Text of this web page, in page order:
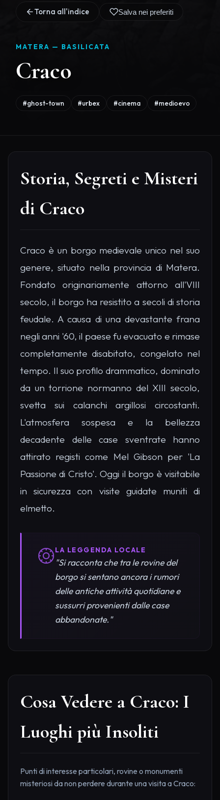
Torna all'indice Salva nei preferiti
MATERA — BASILICATA
Craco
#ghost-town #urbex #cinema #medioevo
Storia, Segreti e Misteri
di Craco
Craco è un borgo medievale unico nel suo
genere, situato nella provincia di Matera.
Fondato originariamente attorno all'VIII
secolo, il borgo ha resistito a secoli di storia
feudale. A causa di una devastante frana
negli anni '60, il paese fu evacuato e rimase
completamente disabitato, congelato nel
tempo. Il suo profilo drammatico, dominato
da un torrione normanno del XIII secolo,
svetta sui calanchi argillosi circostanti.
L'atmosfera sospesa e la bellezza
decadente delle case sventrate hanno
attirato registi come Mel Gibson per 'La
Passione di Cristo'. Oggi il borgo è visitabile
in sicurezza con visite guidate muniti di
elmetto.
LA LEGGENDA LOCALE
"Si racconta che tra le rovine del
borgo si sentano ancora i rumori
delle antiche attività quotidiane e
sussurri provenienti dalle case
abbandonate."
Cosa Vedere a Craco: I
Luoghi più Insoliti
Punti di interesse particolari, rovine o monumenti
misteriosi da non perdere durante una visita a Craco: